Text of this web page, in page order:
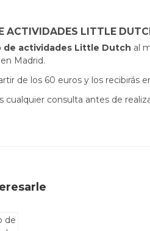
ACTIVIDADES LITTLE
de actividades Little Dutch al
Madrid.
de los 60 euros y los recibirás
cualquier consulta antes de